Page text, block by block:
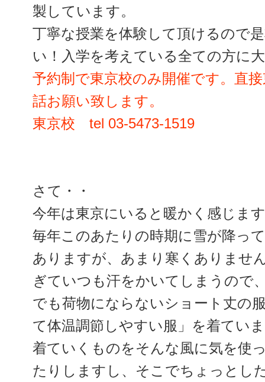
製しています。
丁寧な授業を体験して頂けるので
い！入学を考えている全ての方に
予約制で東京校のみ開催です。直
話お願い致します。
東京校 tel 03-5473-1519
さて・・
今年は東京にいると暖かく感じま
毎年このあたりの時期に雪が降っ
ありますが、あまり寒くありませ
ぎていつも汗をかいてしまうので
でも荷物にならないショート丈の
て体温調節しやすい服」を着てい
着ていくものをそんな風に気を使
たりしますし、そこでちょっとし